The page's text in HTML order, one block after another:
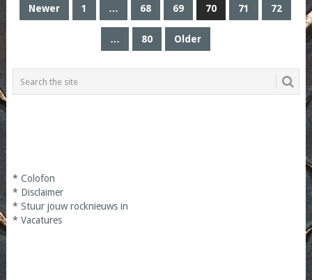
POSTS
PAGINATION
Newer 1 … 68 69 70 71 72
… 80 Older
* Colofon
* Disclaimer
* Stuur jouw rocknieuws in
* Vacatures